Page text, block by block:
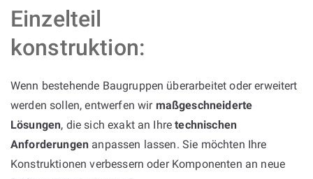
Einzelteil
konstruktion:
Wenn bestehende Baugruppen überarbeitet oder erweitert
werden sollen, entwerfen wir maßgeschneiderte
Lösungen, die sich exakt an Ihretechnischen
Anforderungen anpassen lassen. Sie möchten Ihre
Konstruktionen verbessern oder Komponenten an neue